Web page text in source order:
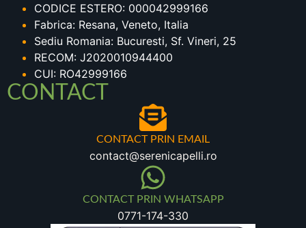
CODICE ESTERO: 000042999166
Fabrica: Resana, Veneto, Italia
Sediu Romania: Bucuresti, Sf. Vineri, 25
RECOM: J2020010944400
CUI: RO42999166
CONTACT
CONTACT PRIN EMAIL
contact@serenicapelli.ro
CONTACT PRIN WHATSAPP
0771-174-330